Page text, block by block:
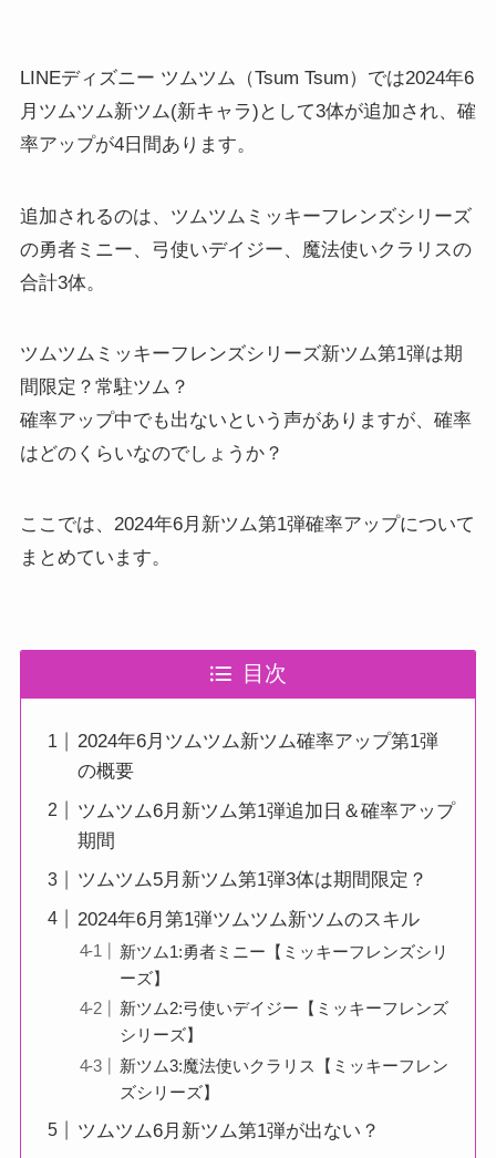
LINEディズニー ツムツム（Tsum Tsum）では2024年6
月ツムツム新ツム(新キャラ)として3体が追加され、確
率アップが4日間あります。
追加されるのは、ツムツムミッキーフレンズシリーズ
の勇者ミニー、弓使いデイジー、魔法使いクラリスの
合計3体。
ツムツムミッキーフレンズシリーズ新ツム第1弾は期
間限定？常駐ツム？
確率アップ中でも出ないという声がありますが、確率
はどのくらいなのでしょうか？
ここでは、2024年6月新ツム第1弾確率アップについて
まとめています。
目次
2024年6月ツムツム新ツム確率アップ第1弾
の概要
ツムツム6月新ツム第1弾追加日＆確率アップ
期間
ツムツム5月新ツム第1弾3体は期間限定？
2024年6月第1弾ツムツム新ツムのスキル
新ツム1:勇者ミニー【ミッキーフレンズシリ
ーズ】
新ツム2:弓使いデイジー【ミッキーフレンズ
シリーズ】
新ツム3:魔法使いクラリス【ミッキーフレン
ズシリーズ】
ツムツム6月新ツム第1弾が出ない？